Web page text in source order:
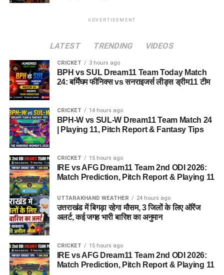
ADVERTISEMENT
LATEST TRENDING VIDEOS
CRICKET 3 hours ago
BPH vs SUL Dream11 Team Today Match
24: बर्मिंघम फीनिक्स vs सनराइजर्स लीड्स ड्रीम11 टीम
CRICKET 14 hours ago
BPH-W vs SUL-W Dream11 Team Match 24
| Playing 11, Pitch Report & Fantasy Tips
CRICKET 15 hours ago
IRE vs AFG Dream11 Team 2nd ODI 2026:
Match Prediction, Pitch Report & Playing 11
UTTARAKHAND WEATHER 24 hours ago
उत्तराखंड में बिगड़ा रहेगा मौसम, 3 जिलों के लिए ऑरेंज
अलर्ट, कई जगह भारी बारिश का अनुमान
CRICKET 15 hours ago
IRE vs AFG Dream11 Team 2nd ODI 2026:
Match Prediction, Pitch Report & Playing 11